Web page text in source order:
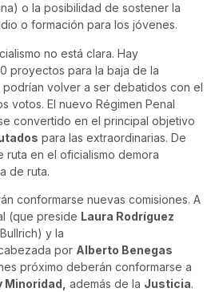
o la posibilidad de sostener la
o formación para los jóvenes.
no está clara. Hay
proyectos para la baja de la
volver a ser debatidos con el
votos. El nuevo Régimen Penal
convertido en el principal objetivo
para las extraordinarias. De
ruta en el oficialismo demora
de ruta.
conformarse nuevas comisiones. A
(que preside Laura Rodríguez
y la
por Alberto Benegas
próximo deberán conformarse a
Minoridad, además de la Justicia.